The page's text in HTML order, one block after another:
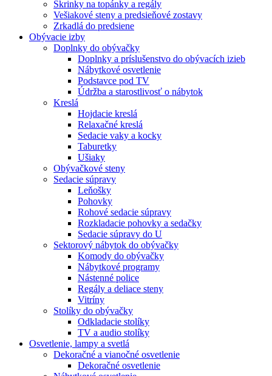
Skrinky na topánky a regály
Vešiakové steny a predsieňové zostavy
Zrkadlá do predsiene
Obývacie izby
Doplnky do obývačky
Doplnky a príslušenstvo do obývacích izieb
Nábytkové osvetlenie
Podstavce pod TV
Údržba a starostlivosť o nábytok
Kreslá
Hojdacie kreslá
Relaxačné kreslá
Sedacie vaky a kocky
Taburetky
Ušiaky
Obývačkové steny
Sedacie súpravy
Leňošky
Pohovky
Rohové sedacie súpravy
Rozkladacie pohovky a sedačky
Sedacie súpravy do U
Sektorový nábytok do obývačky
Komody do obývačky
Nábytkové programy
Nástenné police
Regály a deliace steny
Vitríny
Stolíky do obývačky
Odkladacie stolíky
TV a audio stolíky
Osvetlenie, lampy a svetlá
Dekoračné a vianočné osvetlenie
Dekoračné osvetlenie